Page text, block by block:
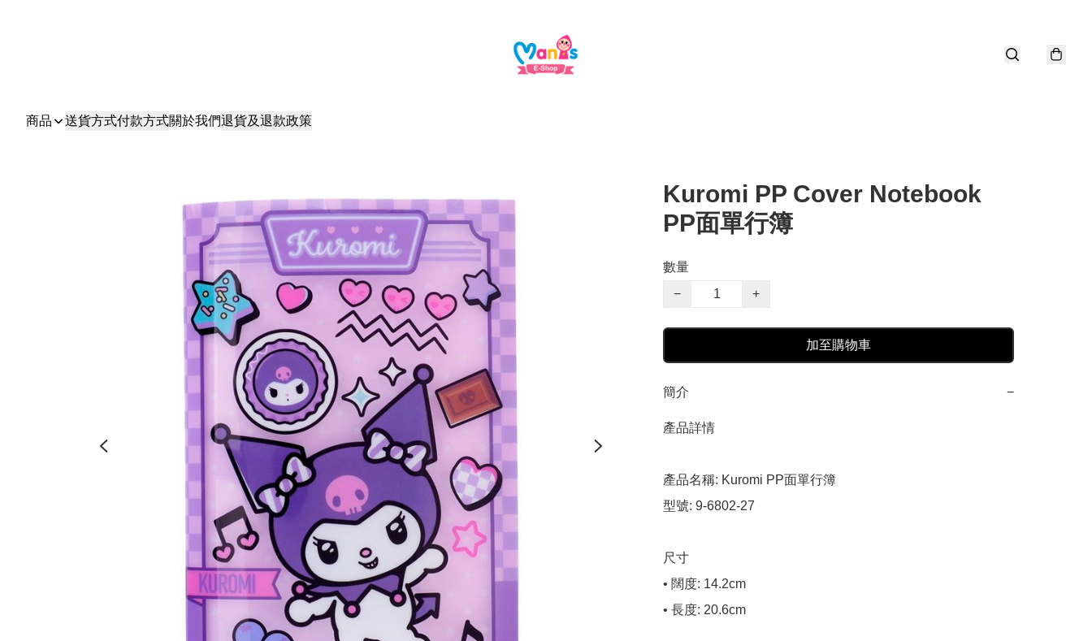
商品 送貨方式付款方式關於我們退貨及退款政策
Kuromi PP Cover Notebook
PP面單行簿
數量
−
+
加至購物車
簡介 −
產品詳情
產品名稱: Kuromi PP面單行簿
型號: 9-6802-27
尺寸
• 闊度: 14.2cm
• 長度: 20.6cm